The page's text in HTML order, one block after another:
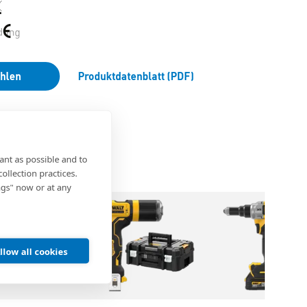
as possible and to
practices.
now or at any
all cookies
Produktdatenblatt (PDF)